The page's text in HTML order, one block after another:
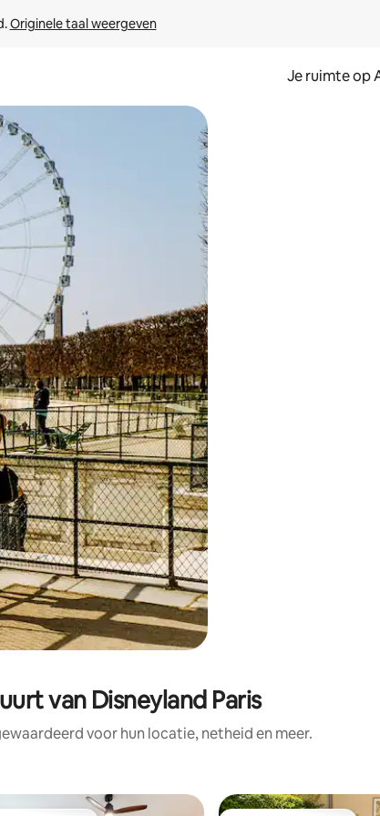
Originele taal weergeven
Je ruimte op
omlaag, óf door te tikken of swipen.
van Disneyland Paris
voor hun locatie, netheid en meer.